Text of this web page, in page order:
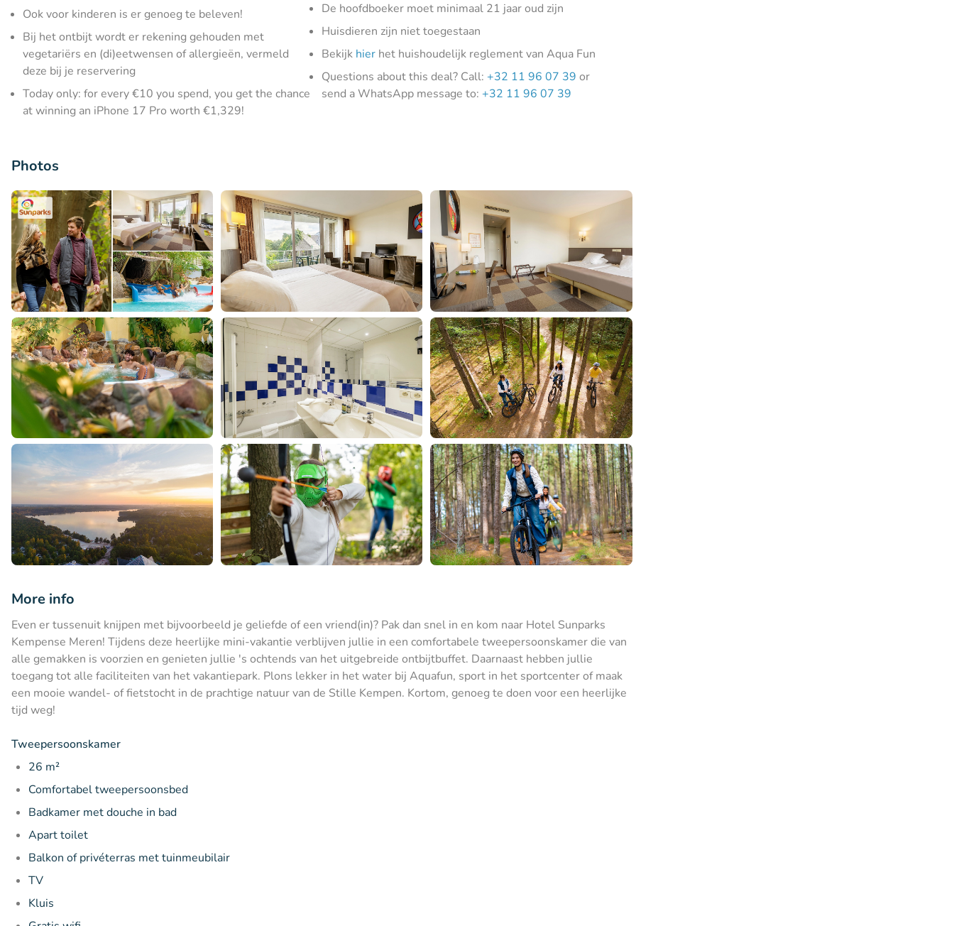
Ook voor kinderen is er genoeg te beleven!
Bij het ontbijt wordt er rekening gehouden met
vegetariërs en (di)eetwensen of allergieën, vermeld
deze bij je reservering
Today only: for every €10 you spend, you get the chance
at winning an iPhone 17 Pro worth €1,329!
De hoofdboeker moet minimaal 21 jaar oud zijn
Huisdieren zijn niet toegestaan
Bekijk hier het huishoudelijk reglement van Aqua Fun
Questions about this deal? Call:+32 11 96 07 39 or
send a WhatsApp message to:+32 11 96 07 39
Photos
More info
Even er tussenuit knijpen met bijvoorbeeld je geliefde of een vriend(in)? Pak dan snel in en kom naar Hotel Sunparks
Kempense Meren! Tijdens deze heerlijke mini-vakantie verblijven jullie in een comfortabele tweepersoonskamer die van
alle gemakken is voorzien en genieten jullie 's ochtends van het uitgebreide ontbijtbuffet. Daarnaast hebben jullie
toegang tot alle faciliteiten van het vakantiepark. Plons lekker in het water bij Aquafun, sport in het sportcenter of maak
een mooie wandel- of fietstocht in de prachtige natuur van de Stille Kempen. Kortom, genoeg te doen voor een heerlijke
tijd weg!
Tweepersoonskamer
26 m²
Comfortabel tweepersoonsbed
Badkamer met douche in bad
Apart toilet
Balkon of privéterras met tuinmeubilair
TV
Kluis